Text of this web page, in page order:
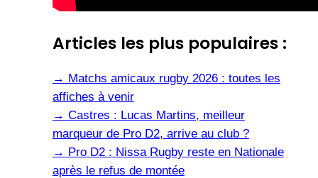
Articles les plus populaires :
→ Matchs amicaux rugby 2026 : toutes les
affiches à venir
→ Castres : Lucas Martins, meilleur
marqueur de Pro D2, arrive au club ?
→ Pro D2 : Nissa Rugby reste en Nationale
après le refus de montée